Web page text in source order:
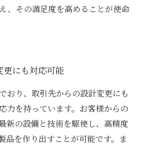
、その満足度を高めることが使命
更にも対応可能
おり、取引先からの設計変更にも
力を持っています。お客様からの
新の設備と技術を駆使し、高精度
品を作り出すことが可能です。ま